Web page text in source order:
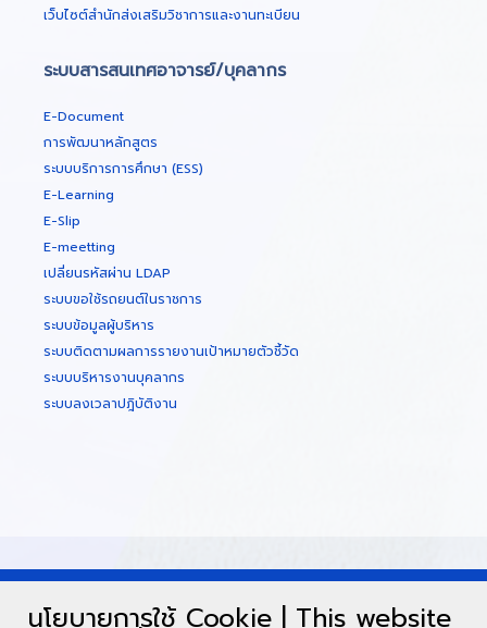
เว็บไซต์สำนักส่งเสริมวิชาการและงานทะเบียน
ระบบสารสนเทศอาจารย์/บุคลากร
E-Document
การพัฒนาหลักสูตร
ระบบบริการการศึกษา (ESS)
E-Learning
E-Slip
E-meetting
เปลี่ยนรหัสผ่าน LDAP
ระบบขอใช้รถยนต์ในราชการ
ระบบข้อมูลผู้บริหาร
ระบบติดตามผลการรายงานเป้าหมายตัวชี้วัด
ระบบบริหารงานบุคลากร
ระบบลงเวลาปฎิบัติงาน
นโยบายการใช้ Cookie | This website